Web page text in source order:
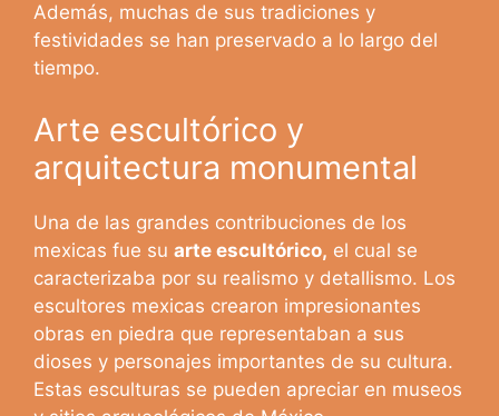
Además, muchas de sus tradiciones y
festividades se han preservado a lo largo del
tiempo.
Arte escultórico y
arquitectura monumental
Una de las grandes contribuciones de los
mexicas fue su arte escultórico, el cual se
caracterizaba por su realismo y detallismo. Los
escultores mexicas crearon impresionantes
obras en piedra que representaban a sus
dioses y personajes importantes de su cultura.
Estas esculturas se pueden apreciar en museos